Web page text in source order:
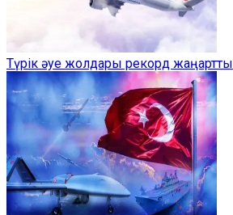
Түрік әуе жолдары рекорд жаңартты